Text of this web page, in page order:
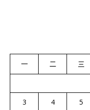
一 二 三
3
4 5